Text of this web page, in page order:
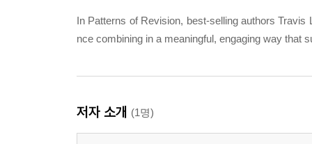
In Patterns of Revision, best-selling authors
nce combining in a meaningful, engaging way that
저자 소개 (1명)